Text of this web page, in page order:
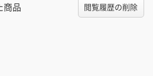
商品 閲覧履歴の削除